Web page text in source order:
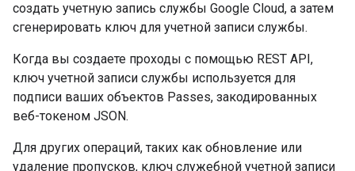
создать учетную запись службы Google Cloud, а затем
сгенерировать ключ для учетной записи службы.
Когда вы создаете проходы с помощью REST API,
ключ учетной записи службы используется для
подписи ваших объектов Passes, закодированных
веб-токеном JSON.
Для других операций, таких как обновление или
удаление пропусков, ключ служебной учетной записи